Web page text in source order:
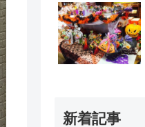
新着記事